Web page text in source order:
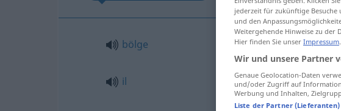
bölge
il
jederzeit für zukünftige
und den
Weitergehende Hinweise zu der
Hier finden Sie unser Impressum.
Wir und unsere Partner
Genaue Geolocation-Daten
und/oder Zugriff auf
Werbung und Inhalten,
Liste der Partner (Lieferanten)